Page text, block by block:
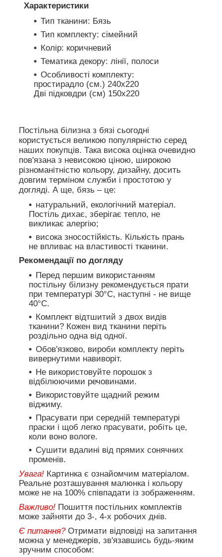
Характеристики
Тип тканини: Бязь
Тип комплекту: сімейний
Колір: коричневий
Тематика декору: лінії, полоси
Особливості комплекту:
простирадло (см.) 240х220
Дві підковдри (см) 150х220
Постільна білизна з бязі сьогодні
користується великою популярністю серед
наших покупців. Така висока оцінка очевидно
пов'язана з невисокою ціною, широкою
різноманітністю кольору, дизайну, досить
довгим терміном служби і простотою у
догляді. А ще, бязь – це:
натуральний, екологічний матеріал.
Постіль дихає, зберігає тепло, не
викликає алергію;
висока зносостійкість. Кількість прань
не впливає на властивості тканини.
Рекомендації по догляду
Перед першим використанням
постільну білизну рекомендується прати
при температурі 30°C, наступні - не вище
40°C.
Комплект відтшитий з двох видів
тканини? Кожен вид тканини періть
роздільно одна від одної.
Обов'язково, вироби комплекту періть
вивернутими навиворіт.
Не використовуйте порошок з
відбілюючими речовинами.
Використовуйте щадний режим
віджиму.
Прасувати при середній температурі
праски і щоб легко прасувати, робіть це,
коли воно вологе.
Сушити вдалині від прямих сонячних
променів.
Увага! Картинка є ознайомчим матеріалом.
Реальне розташування малюнка і кольору
може не на 100% співпадати із зображенням.
Важливо! Пошиття постільних комплектів
може зайняти до 3-, 4-х робочих днів.
Є питання? Отримати відповіді на запитання
можна у менеджерів, зв'язавшись будь-яким
зручним способом: